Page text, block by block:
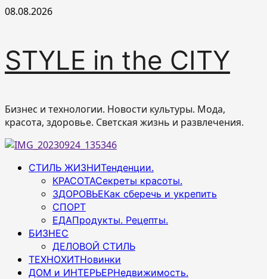
Перейти
08.08.2026
STYLE in the CITY
Бизнес и технологии. Новости культуры. Мода,
красота, здоровье. Светская жизнь и развлечения.
Основное
СТИЛЬ ЖИЗНИТенденции.
КРАСОТАСекреты красоты.
ЗДОРОВЬЕКак сберечь и укрепить
СПОРТ
ЕДАПродукты. Рецепты.
БИЗНЕС
ДЕЛОВОЙ СТИЛЬ
ТЕХНОХИТНовинки
ДОМ и ИНТЕРЬЕРНедвижимость.